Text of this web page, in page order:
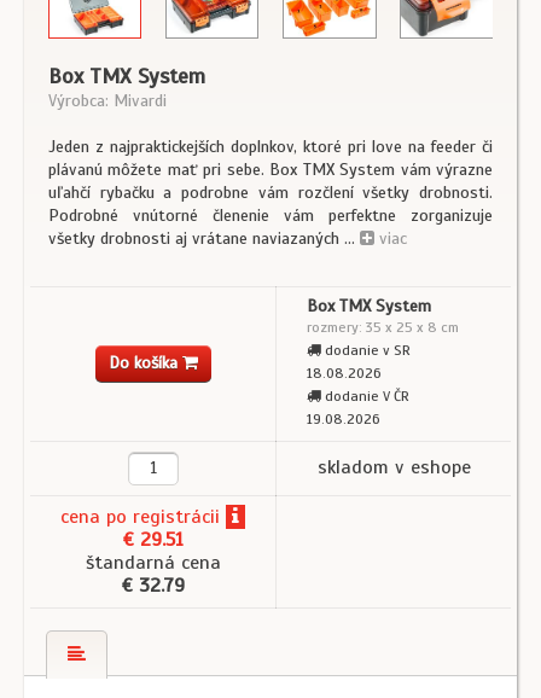
Box TMX System
Výrobca: Mivardi
Jeden z najpraktickejších doplnkov, ktoré pri love na feeder či
plávanú môžete mať pri sebe. Box TMX System vám výrazne
uľahčí rybačku a podrobne vám rozčlení všetky drobnosti.
Podrobné vnútorné členenie vám perfektne zorganizuje
všetky drobnosti aj vrátane naviazaných ...
viac
Do košíka
Box TMX System
rozmery: 35 x 25 x 8 cm
dodanie v SR
18.08.2026
dodanie V ČR
19.08.2026
skladom v eshope
cena po registrácii
€ 29.51
štandarná cena
€ 32.79